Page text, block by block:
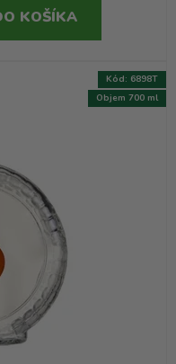
KOŠÍKA
Objem 700 ml
Kód: 6898T